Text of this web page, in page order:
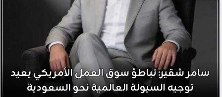
سامر شقير: تباطؤ سوق العمل الأمريكي يعيد
توجيه السيولة العالمية نحو السعودية